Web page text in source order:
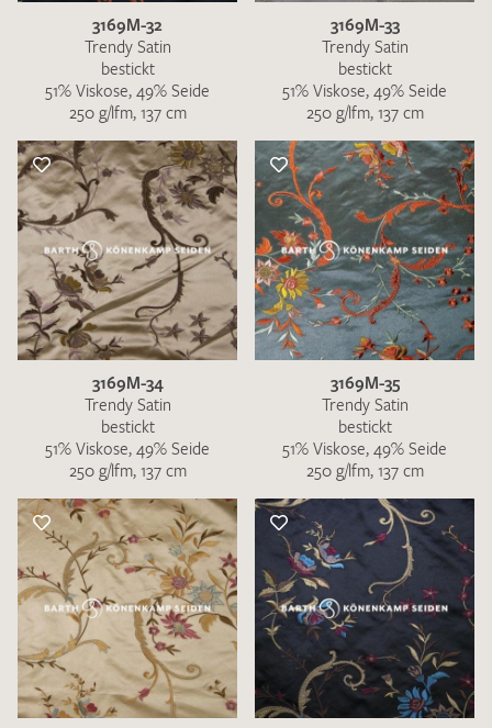
Ich bin damit einverstanden, dass meine angegebenen Daten
zur Beantwortung meiner Musteranfrage genutzt werden.
DieDatenschutzbestimmungen habe ich zur Kenntnis
genommen und akzeptiere diese.
MUSTERANFRAGE SENDEN
3169M-32
Trendy Satin
bestickt
51% Viskose, 49% Seide
250 g/lfm, 137 cm
3169M-33
Trendy Satin
bestickt
51% Viskose, 49% Seide
250 g/lfm, 137 cm
3169M-34
Trendy Satin
bestickt
51% Viskose, 49% Seide
250 g/lfm, 137 cm
3169M-35
Trendy Satin
bestickt
51% Viskose, 49% Seide
250 g/lfm, 137 cm